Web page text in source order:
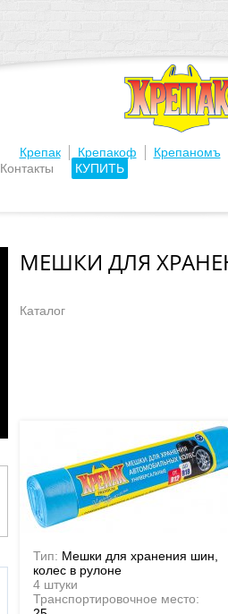
Контакты КУПИТЬ
Крепак | Крепакоф | Крепаномъ
МЕШКИ ДЛЯ
Каталог
Тип: Мешки для хранения шин,
колес в рулоне
4 штуки
Транспортировочное место: